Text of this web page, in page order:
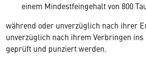
einem Mindestfeingehalt von 800
während oder unverzüglich nach ihrer
unverzüglich nach ihrem Verbringen
geprüft und punziert werden.